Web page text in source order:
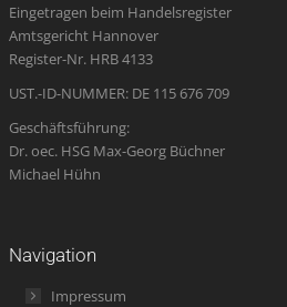
new
window
new
window
new
window
in
new
new
Eingetragen beim Handelsregister
Amtsgericht Hannover
Register-Nr. HRB 4133
UST.-ID-NUMMER: DE 115 676 709
Geschäftsführung:
Dr. oec. HSG Max-Georg Büchner
Michael Hühn
Navigation
Impressum